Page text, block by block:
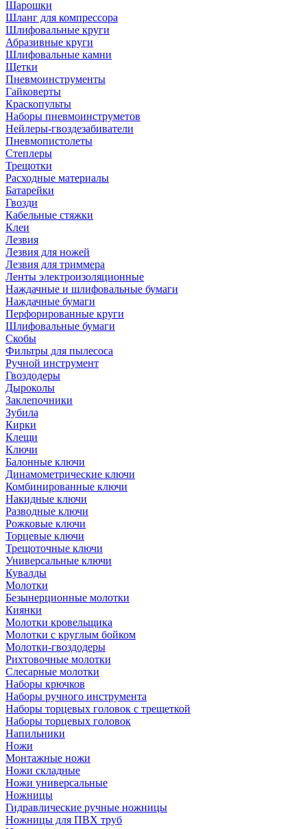
Шарошки
Шланг для компрессора
Шлифовальные круги
Абразивные круги
Шлифовальные камни
Щетки
Пневмоинструменты
Гайковерты
Краскопульты
Наборы пневмоинструметов
Нейлеры-гвоздезабиватели
Пневмопистолеты
Степлеры
Трещотки
Расходные материалы
Батарейки
Гвозди
Кабельные стяжки
Клеи
Лезвия
Лезвия для ножей
Лезвия для триммера
Ленты электроизоляционные
Наждачные и шлифовальные бумаги
Наждачные бумаги
Перфорированные круги
Шлифовальные бумаги
Скобы
Фильтры для пылесоса
Ручной инструмент
Гвоздодеры
Дыроколы
Заклепочники
Зубила
Кирки
Клещи
Ключи
Балонные ключи
Динамометрические ключи
Комбинированные ключи
Накидные ключи
Разводные ключи
Рожковые ключи
Торцевые ключи
Трещоточные ключи
Универсальные ключи
Кувалды
Молотки
Безынерционные молотки
Киянки
Молотки кровельщика
Молотки с круглым бойком
Молотки-гвоздодеры
Рихтовочные молотки
Слесарные молотки
Наборы крючков
Наборы ручного инструмента
Наборы торцевых головок с трещеткой
Наборы торцевых головок
Напильники
Ножи
Монтажные ножи
Ножи складные
Ножи универсальные
Ножницы
Гидравлические ручные ножницы
Ножницы для ПВХ труб